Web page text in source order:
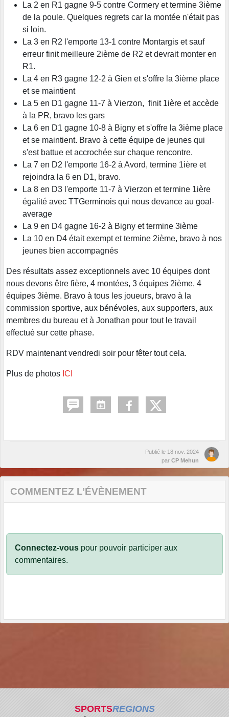
La 2 en R1 gagne 9-5 contre Cormery et termine 3ième
de la poule. Quelques regrets car la montée n'était pas
si loin.
La 3 en R2 l'emporte 13-1 contre Montargis et sauf
erreur finit meilleure 2ième de R2 et devrait monter en
R1.
La 4 en R3 gagne 12-2 à Gien et s'offre la 3ième place
et se maintient
La 5 en D1 gagne 11-7 à Vierzon, finit 1ière et accède
à la PR, bravo les gars
La 6 en D1 gagne 10-8 à Bigny et s'offre la 3ième place
et se maintient. Bravo à cette équipe de jeunes qui
s'est battue et accrochée sur chaque rencontre.
La 7 en D2 l'emporte 16-2 à Avord, termine 1ière et
rejoindra la 6 en D1, bravo.
La 8 en D3 l'emporte 11-7 à Vierzon et termine 1ière
égalité avec TTGerminois qui nous devance au goal-
average
La 9 en D4 gagne 16-2 à Bigny et termine 3ième
La 10 en D4 était exempt et termine 2ième, bravo à nos
jeunes bien accompagnés
Des résultats assez exceptionnels avec 10 équipes dont
nous devons être fière, 4 montées, 3 équipes 2ième, 4
équipes 3ième. Bravo à tous les joueurs, bravo à la
commission sportive, aux bénévoles, aux supporters, aux
membres du bureau et à Jonathan pour tout le travail
effectué sur cette phase.
RDV maintenant vendredi soir pour fêter tout cela.
Plus de photos ICI
Publié le 18 nov. 2024
par CP Mehun
COMMENTEZ L’ÉVÈNEMENT
Connectez-vous pour pouvoir participer aux
commentaires.
SPORTSREGIONS